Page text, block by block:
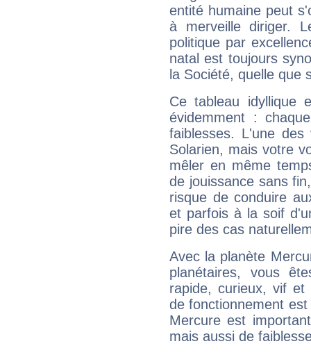
entité humaine peut
à merveille diriger.
politique par
natal est toujours
la Société, quelle que
Ce tableau idyllique
évidemment :
faiblesses. L'une
Solarien, mais votre
mêler en même
de jouissance sans
risque de conduire
et parfois à la soif
pire des cas
Avec la planète
planétaires, vous
rapide, curieux, vif et
de fonctionnement
Mercure est
mais aussi de